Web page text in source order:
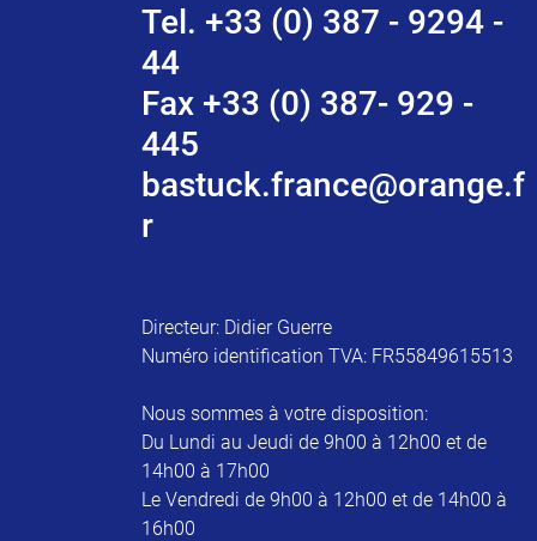
Tel. +33 (0) 387 - 9294 -
44
Fax +33 (0) 387- 929 -
445
bastuck.france@orange.f
r
Directeur: Didier Guerre
Numéro identification TVA: FR55849615513
Nous sommes à votre disposition:
Du Lundi au Jeudi de 9h00 à 12h00 et de
14h00 à 17h00
Le Vendredi de 9h00 à 12h00 et de 14h00 à
16h00